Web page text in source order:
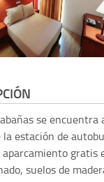
se
la estación de
gratis
suelos de